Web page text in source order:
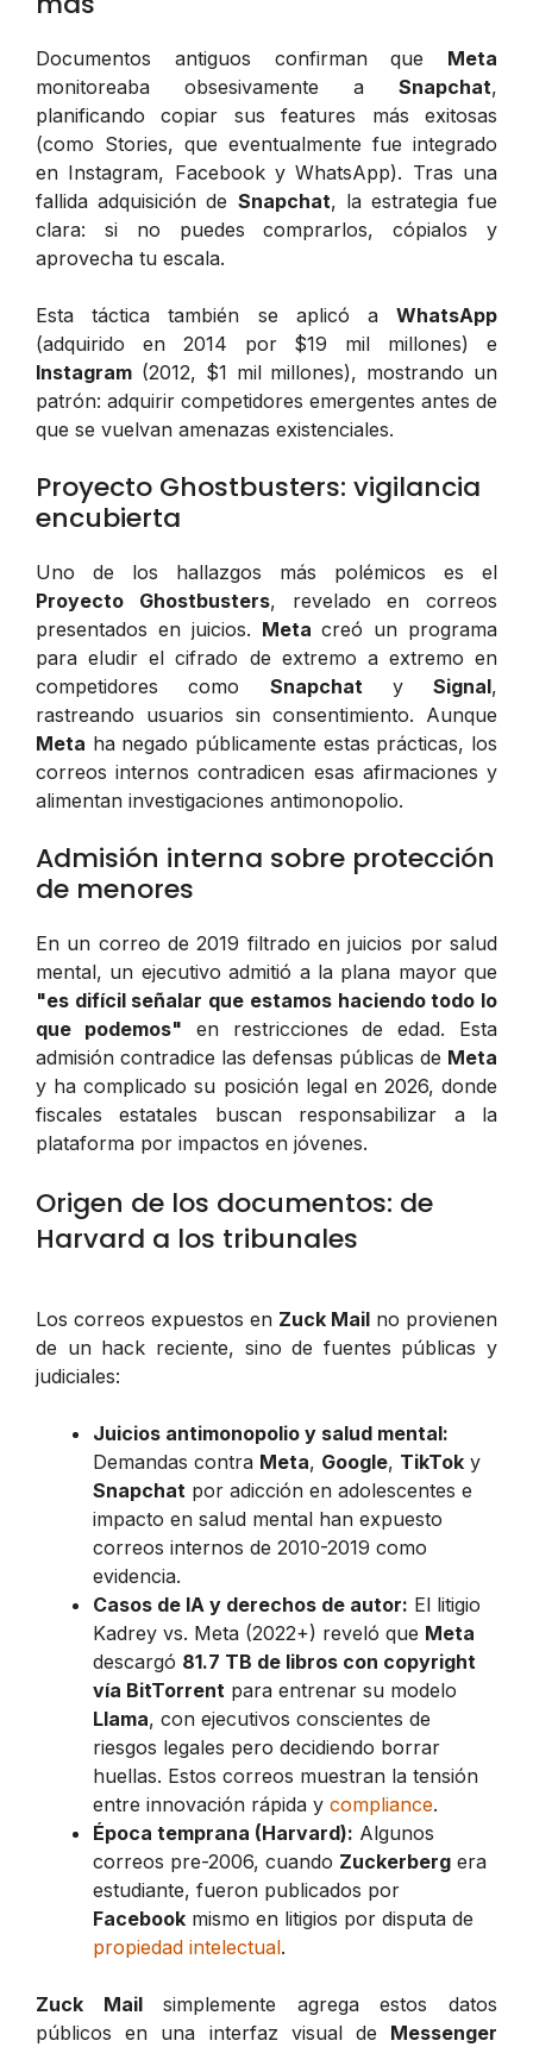
Documentos antiguos confirman que Meta
monitoreaba obsesivamente a Snapchat,
planificando copiar sus features más exitosas
(como Stories, que eventualmente fue integrado
en Instagram, Facebook y WhatsApp). Tras una
fallida adquisición de Snapchat, la estrategia fue
clara: si no puedes comprarlos, cópialos y
aprovecha tu escala.
Esta táctica también se aplicó a WhatsApp
(adquirido en 2014 por $19 mil millones) e
Instagram (2012, $1 mil millones), mostrando un
patrón: adquirir competidores emergentes antes de
que se vuelvan amenazas existenciales.
Proyecto Ghostbusters: vigilancia
encubierta
Uno de los hallazgos más polémicos es el
Proyecto Ghostbusters, revelado en correos
presentados en juicios. Meta creó un programa
para eludir el cifrado de extremo a extremo en
competidores como Snapchat y Signal,
rastreando usuarios sin consentimiento. Aunque
Meta ha negado públicamente estas prácticas, los
correos internos contradicen esas afirmaciones y
alimentan investigaciones antimonopolio.
Admisión interna sobre protección
de menores
En un correo de 2019 filtrado en juicios por salud
mental, un ejecutivo admitió a la plana mayor que
"es difícil señalar que estamos haciendo todo lo
que podemos" en restricciones de edad. Esta
admisión contradice las defensas públicas de Meta
y ha complicado su posición legal en 2026, donde
fiscales estatales buscan responsabilizar a la
plataforma por impactos en jóvenes.
Origen de los documentos: de
Harvard a los tribunales
Los correos expuestos en Zuck Mail no provienen
de un hack reciente, sino de fuentes públicas y
judiciales:
Juicios antimonopolio y salud mental:
Demandas contra Meta, Google, TikTok y
Snapchat por adicción en adolescentes e
impacto en salud mental han expuesto
correos internos de 2010-2019 como
evidencia.
Casos de IA y derechos de autor: El litigio
Kadrey vs. Meta (2022+) reveló que Meta
descargó 81.7 TB de libros con copyright
vía BitTorrent para entrenar su modelo
Llama, con ejecutivos conscientes de
riesgos legales pero decidiendo borrar
huellas. Estos correos muestran la tensión
entre innovación rápida y compliance.
Época temprana (Harvard): Algunos
correos pre-2006, cuando Zuckerberg era
estudiante, fueron publicados por
Facebook mismo en litigios por disputa de
propiedad intelectual.
Zuck Mailsimplemente agrega estos datos
públicos en una interfaz visual de Messenger